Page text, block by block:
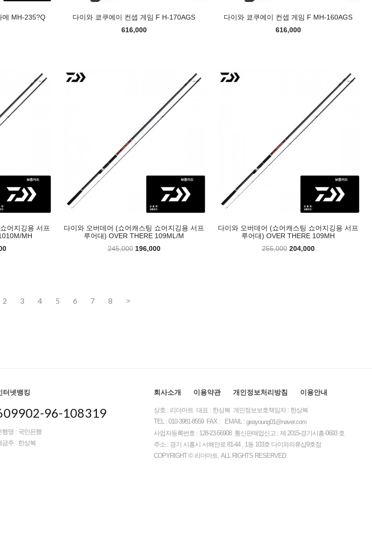
메 MH-235?Q
다이와 쿄쿠에이 컨셉 게임 F H-170AGS
616,000
다이와 쿄쿠에이 컨셉 게임 F MH-160AGS
616,000
어지깅용 서프
MH
다이와 오버데어 (쇼어캐스팅 쇼어지깅용 서프
루어대) OVER THERE 109ML/M
245,000 196,000
다이와 오버데어 (쇼어캐스팅 쇼어지깅용 서프
루어대) OVER THERE 109MH
255,000 204,000
2 3 4 5 6 7 8 >>
터넷뱅킹
96-108319
행명 : 국민은행
금주 : 한상복
회사소개 이용약관 개인정보처리방침 이용안내
상호 : 리더마트 대표 : 한상복 개인정보보호책임자 : 한상복
TEL : 010-3981-8559 FAX : EMAIL :geayoung01@naver.com
사업자등록번호 : 128-23-56908 통신판매업신고 : 제 2015-경기시흥-0693 호
주소 : 경기 시흥시 서해안로 81-44 , 1동 103호 다이와의류샵9호점
COPYRIGHT © 리더마트. ALL RIGHTS RESERVED.